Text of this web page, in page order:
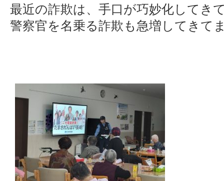
最近の詐欺は、手口が巧妙化してき
警察官を名乗る詐欺も急増してきて